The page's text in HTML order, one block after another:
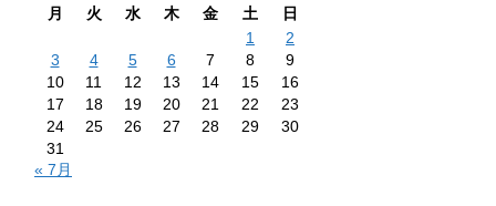
月
火 水 木 金 土
日
1
2
3
4 5 6 7 8
9
10
11 12 13 14 15
16
17
18 19 20 21 22
23
24
25 26 27 28 29
30
31
« 7月